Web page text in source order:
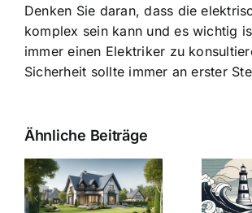
Denken Sie daran, dass die
komplex sein kann und es wichtig
immer einen Elektriker zu
Sicherheit sollte immer an erster
Ähnliche Beiträge
Bauzinsen im
Sturm: Die